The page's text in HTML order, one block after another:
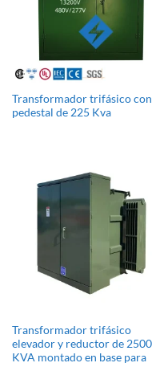
Transformador trifásico con
pedestal de 225 Kva
Transformador trifásico
elevador y reductor de 2500
KVA montado en base para